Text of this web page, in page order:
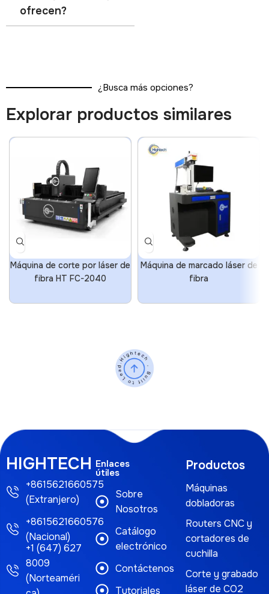
ofrecen?
¿Busca más opciones?
Explorar productos similares
Máquina de corte por láser de
fibra HT FC-2040
Máquina de marcado láser de
fibra
HIGHTECH
+8615621660575
(Extranjero)
+8615621660576
(Nacional)
+1 (647) 627
8009
(Norteaméri
Enlaces
útiles
Sobre
Nosotros
Catálogo
electrónico
Contáctenos
Tutoriales
Productos
Máquinas
dobladoras
Routers CNC y
cortadores de
cuchilla
Corte y grabado
láser de CO2